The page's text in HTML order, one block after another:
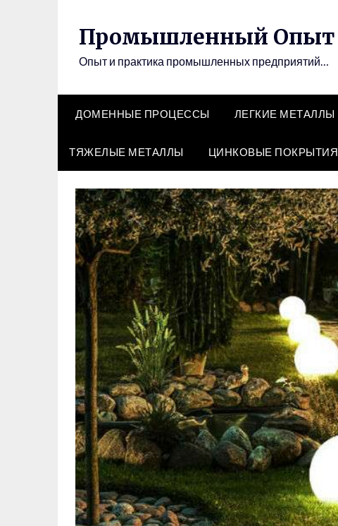
Промышленный Опыт
Опыт и практика промышленных предприятий…
ДОМЕННЫЕ ПРОЦЕССЫ ЛЕГКИЕ МЕТАЛЛЫ
ТЯЖЕЛЫЕ МЕТАЛЛЫ ЦИНКОВЫЕ ПОКРЫТИЯ